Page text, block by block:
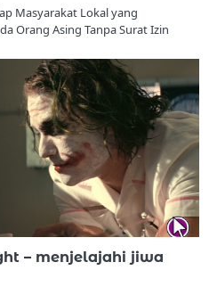
Masyarakat Lokal yang
Orang Asing Tanpa Surat Izin
– menjelajahi jiwa